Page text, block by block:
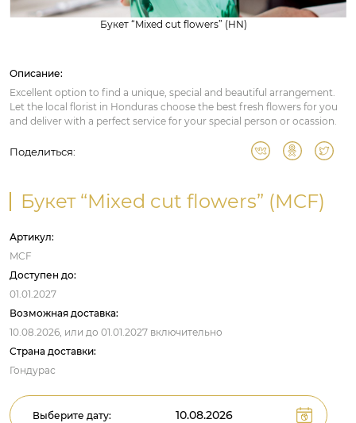
Букет “Mixed cut flowers” (HN)
Описание:
Excellent option to find a unique, special and beautiful arrangement.
Let the local florist in Honduras choose the best fresh flowers for you
and deliver with a perfect service for your special person or ocassion.
Поделиться:
Букет “Mixed cut flowers” (MCF)
Артикул:
MCF
Доступен до:
01.01.2027
Возможная доставка:
10.08.2026, или до 01.01.2027 включительно
Страна доставки:
Гондурас
Выберите дату: